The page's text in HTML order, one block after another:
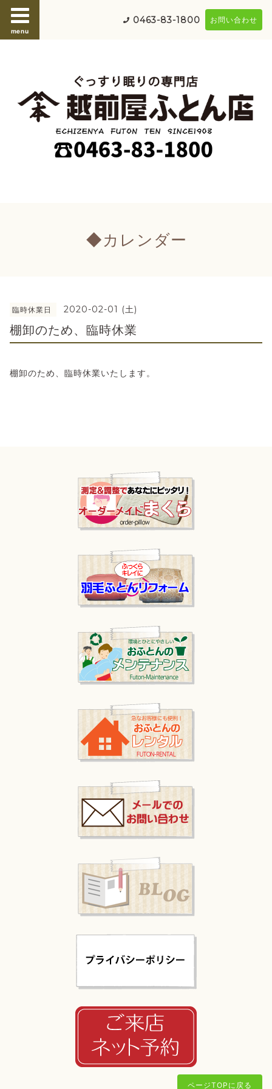
menu
0463-83-1800 お問い合わせ
◆カレンダー
臨時休業日 2020-02-01 (土)
棚卸のため、臨時休業
棚卸のため、臨時休業いたします。
ページTOPに戻る